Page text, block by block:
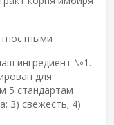
ингредиент №1.
для
5 стандартам
3) свежесть; 4)